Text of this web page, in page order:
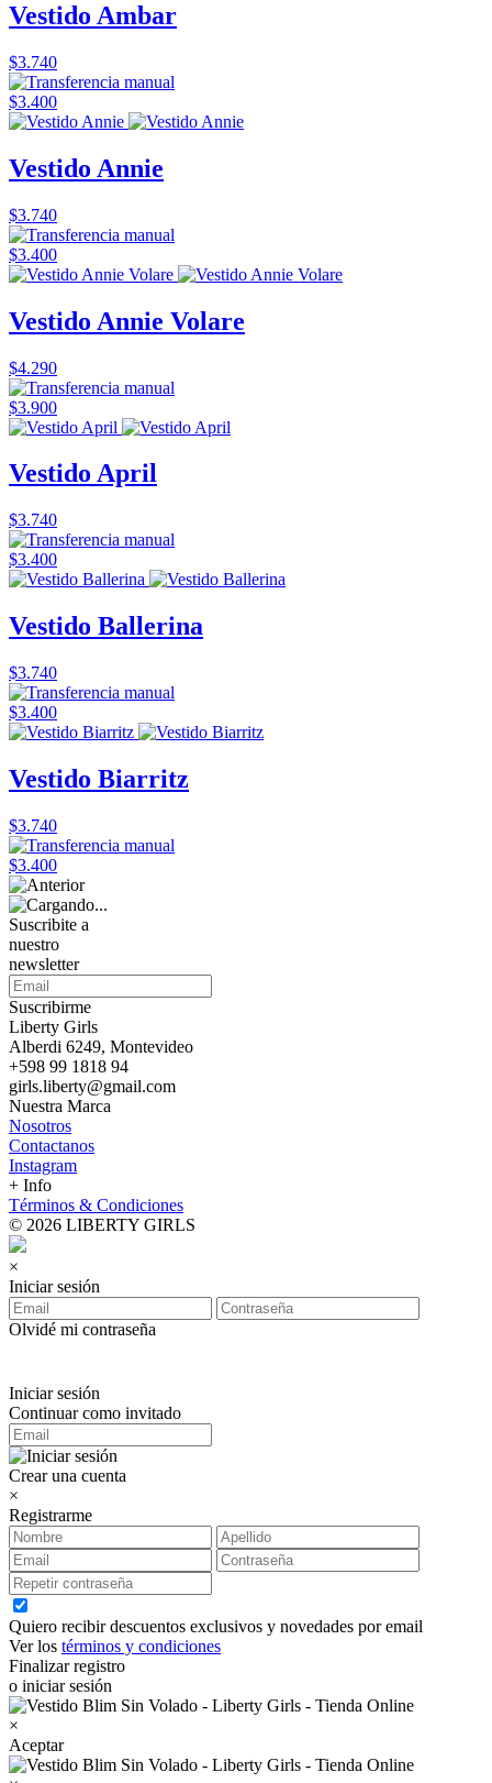
Vestido Ambar
$3.740
$3.400
Vestido Annie
$3.740
$3.400
Vestido Annie Volare
$4.290
$3.900
Vestido April
$3.740
$3.400
Vestido Ballerina
$3.740
$3.400
Vestido Biarritz
$3.740
$3.400
Suscribite a
nuestro
newsletter
Suscribirme
Liberty Girls
Alberdi 6249, Montevideo
+598 99 1818 94
girls.liberty@gmail.com
Nuestra Marca
Nosotros
Contactanos
Instagram
+ Info
Términos & Condiciones
© 2026 LIBERTY GIRLS
×
Iniciar sesión
Olvidé mi contraseña
Iniciar sesión
Continuar como invitado
Crear una cuenta
×
Registrarme
Quiero recibir descuentos exclusivos y novedades por email
Ver los términos y condiciones
Finalizar registro
o iniciar sesión
×
Aceptar